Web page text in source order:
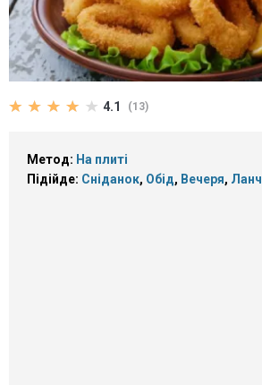
4.1 (13)
Метод: На плиті
Підійде: Сніданок, Обід, Вечеря, Ланч